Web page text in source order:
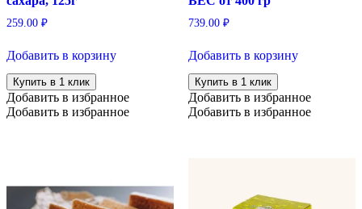
259.00 ₽
Добавить в корзину
Купить в 1 клик
Добавить в избранное
Добавить в избранное
739.00 ₽
Добавить в корзину
Купить в 1 клик
Добавить в избранное
Добавить в избранное